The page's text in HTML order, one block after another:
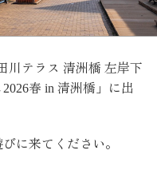
川テラス 清洲橋 左岸下
春 in 清洲橋」に出
に来てください。